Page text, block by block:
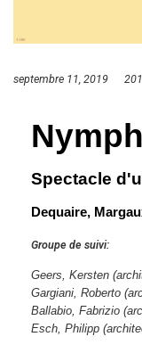
septembre 11, 2019
Spectacle
Dequaire,
Groupe de suivi:
Geers, Kersten
Gargiani, Roberto
Ballabio, Fabrizio
Esch, Philipp